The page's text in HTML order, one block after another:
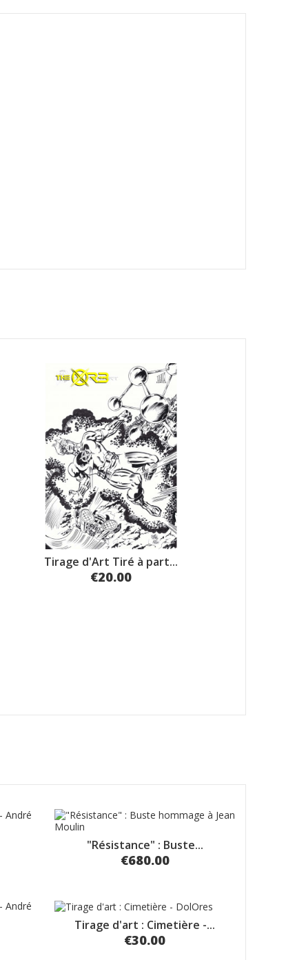
Tirage d'Art Tiré à part...
€20.00
"Résistance" : Buste...
€680.00
Tirage d'art : Cimetière -...
€30.00